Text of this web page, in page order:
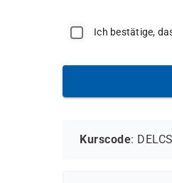
Ich bestätige,
Kurscode: DELCS